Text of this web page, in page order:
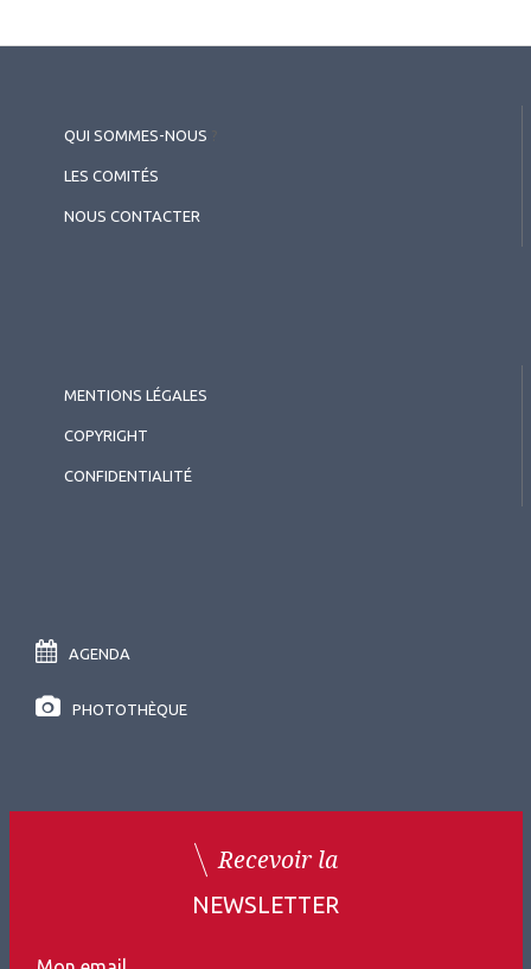
QUI SOMMES-NOUS
LES COMITÉS
NOUS CONTACTER
MENTIONS LÉGALES
COPYRIGHT
CONFIDENTIALITÉ
AGENDA
PHOTOTHÈQUE
Recevoir la
NEWSLETTER